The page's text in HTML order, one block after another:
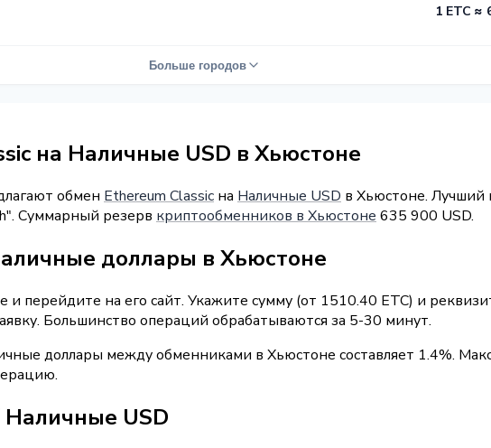
1 ETC ≈
Больше городов
на Наличные USD в Хьюстоне
обмен Ethereum Classic на Наличные USD в Хьюстоне. Лучший
Суммарный резерв криптообменников в Хьюстоне 635 900 USD.
доллары в Хьюстоне
перейдите на его сайт. Укажите сумму (от 1510.40 ETC) и
Большинство операций обрабатываются за 5-30 минут.
доллары между обменниками в Хьюстоне составляет 1.4%.
Наличные USD